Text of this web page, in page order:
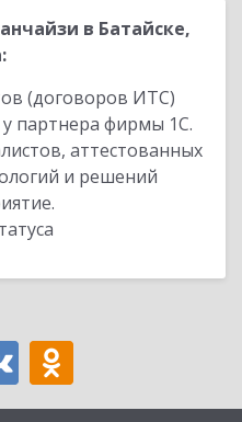
в Батайске,
(договоров ИТС)
партнера фирмы 1С.
аттестованных
и решений